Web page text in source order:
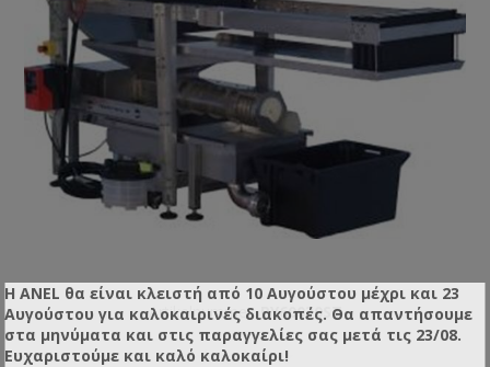
Artikelnummer: PY60030ST
Η ANEL θα είναι κλειστή από 10 Αυγούστου μέχρι και 23
Αυγούστου για καλοκαιρινές διακοπές. Θα απαντήσουμε
στα μηνύματα και στις παραγγελίες σας μετά τις 23/08.
Ευχαριστούμε και καλό καλοκαίρι!